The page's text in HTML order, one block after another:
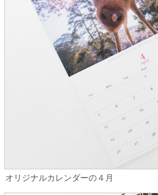
オリジナルカレンダーの４月